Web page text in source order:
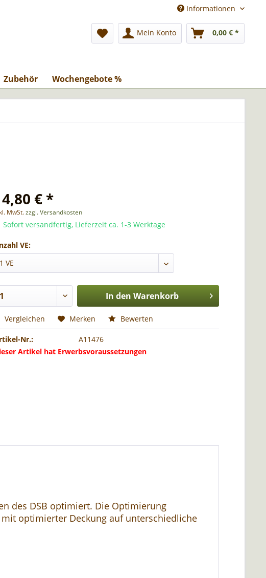
Informationen
Mein Konto 0,00 € *
Zubehör Wochengebote %
€ *
MwSt.zzgl. Versandkosten
Sofort versandfertig, Lieferzeit ca. 1-3 Werktage
VE:
In den Warenkorb
Vergleichen Merken Bewerten
Nr.:
A11476
Artikel hat Erwerbsvoraussetzungen
des DSB optimiert. Die Optimierung
optimierter Deckung auf unterschiedliche